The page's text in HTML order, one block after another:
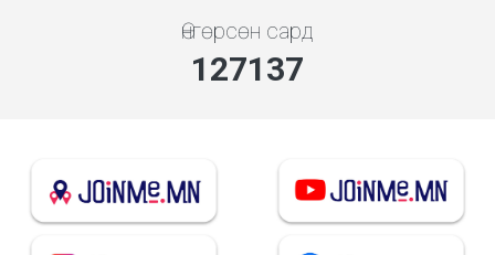
Өнгөрсөн сард
136917